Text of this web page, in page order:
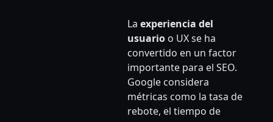
La experiencia del
usuarioo UX se ha
convertido en un factor
importante para el SEO.
Google considera
métricas como la tasa de
rebote, el tiempo de